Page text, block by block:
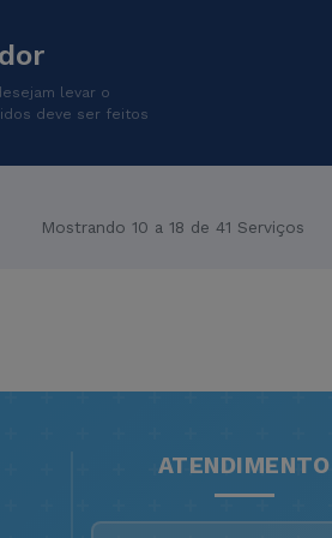
levar o
deve ser feitos
Mostrando 10 a 18 de 41 Serviços
ATENDIMENTO